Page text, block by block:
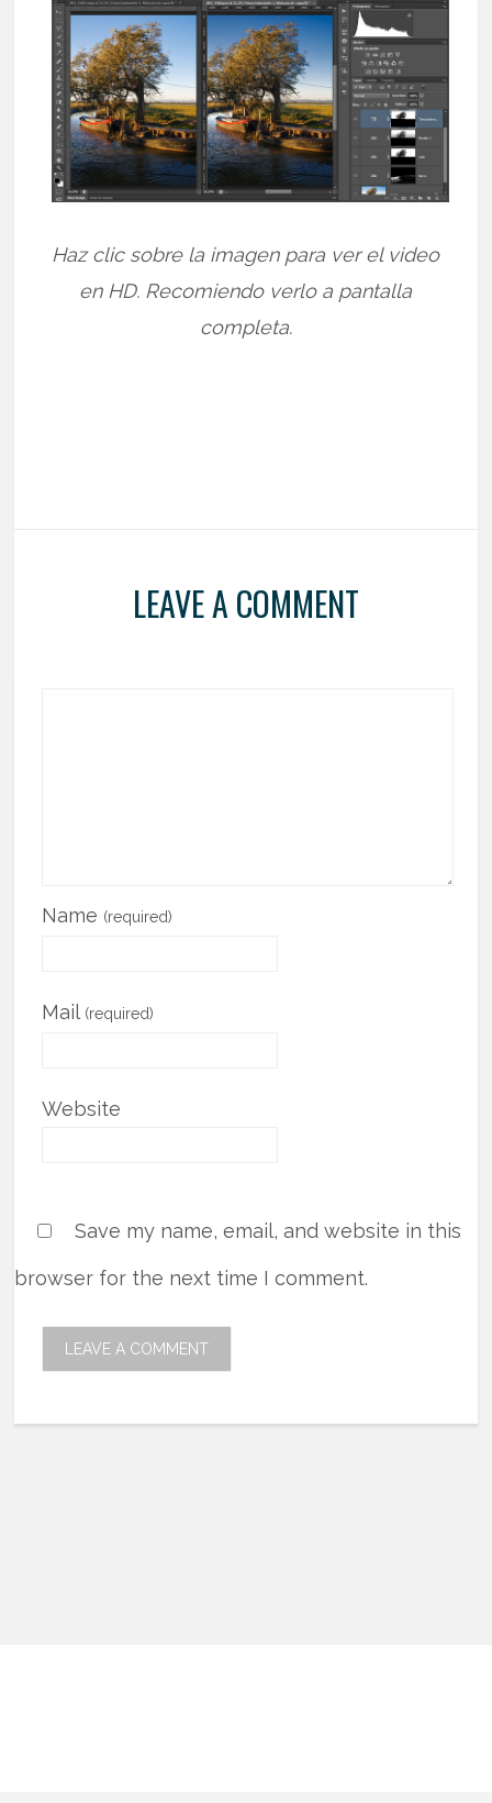
Haz clic sobre la imagen para ver el video
en HD. Recomiendo verlo a pantalla
completa.
LEAVE A COMMENT
Name (required)
Mail (required)
Website
Save my name, email, and website in this
browser for the next time I comment.